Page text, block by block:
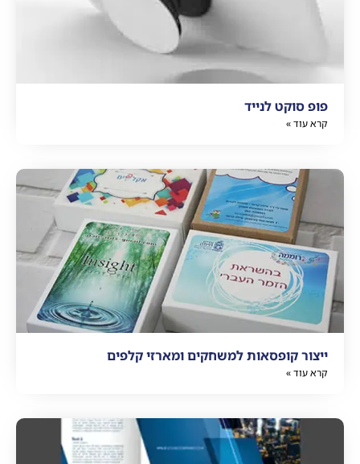
פופ סוקט לנייד
קרא עוד »
ייצור קופסאות למשחקים ומארזי קלפים
קרא עוד »